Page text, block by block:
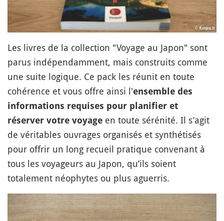
Les livres de la collection "Voyage au Japon" sont
parus indépendamment, mais construits comme
une suite logique. Ce pack les réunit en toute
cohérence et vous offre ainsi l'ensemble des
informations requises pour planifier et
réserver votre voyage en toute sérénité. Il s’agit
de véritables ouvrages organisés et synthétisés
pour offrir un long recueil pratique convenant à
tous les voyageurs au Japon, qu’ils soient
totalement néophytes ou plus aguerris.